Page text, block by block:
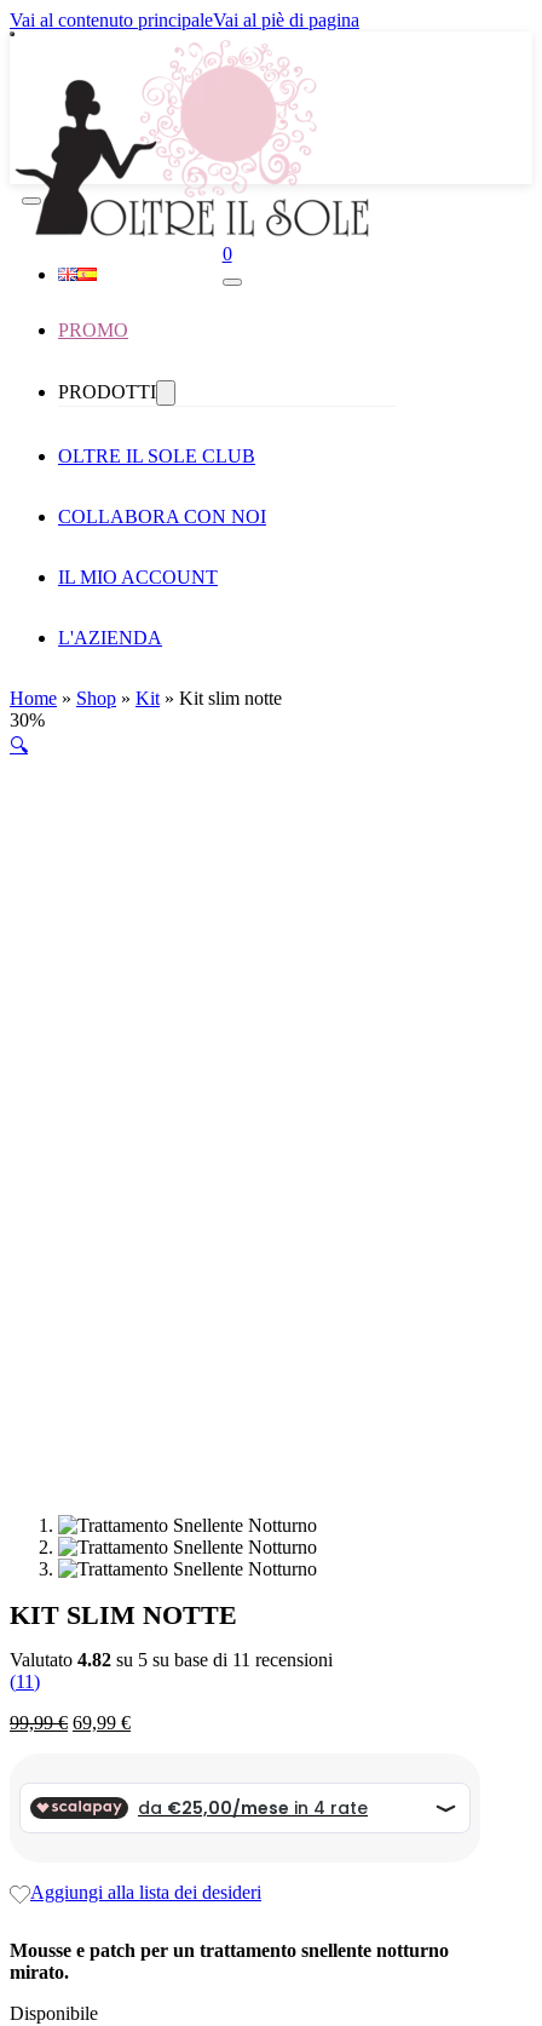
Vai al contenuto principaleVai al piè di pagina
0
PROMO
PRODOTTI
OLTRE IL SOLE CLUB
COLLABORA CON NOI
IL MIO ACCOUNT
L'AZIENDA
Home » Shop » Kit » Kit slim notte
30%
🔍
KIT SLIM NOTTE
Valutato 4.82 su 5 su base di 11 recensioni
(11)
Il
era:
99,99 €.
99,99€Il
è:
99,99 €.
69,99 €
Aggiungi alla lista dei desideri
Mousse e patch per un trattamento snellente notturno
mirato.
Disponibile